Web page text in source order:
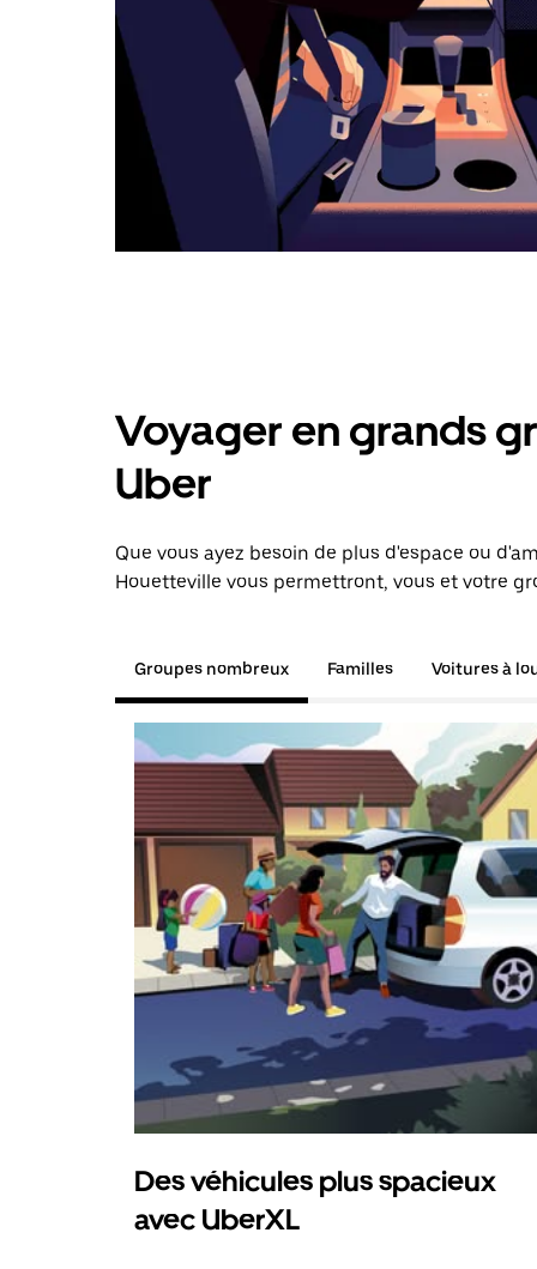
Voyager en grands
Uber
Que vous ayez besoin de plus d'espace ou
Houetteville vous permettront, vous et votre
Groupes nombreux Familles Voitures à
Des véhicules plus spacieux
avec UberXL